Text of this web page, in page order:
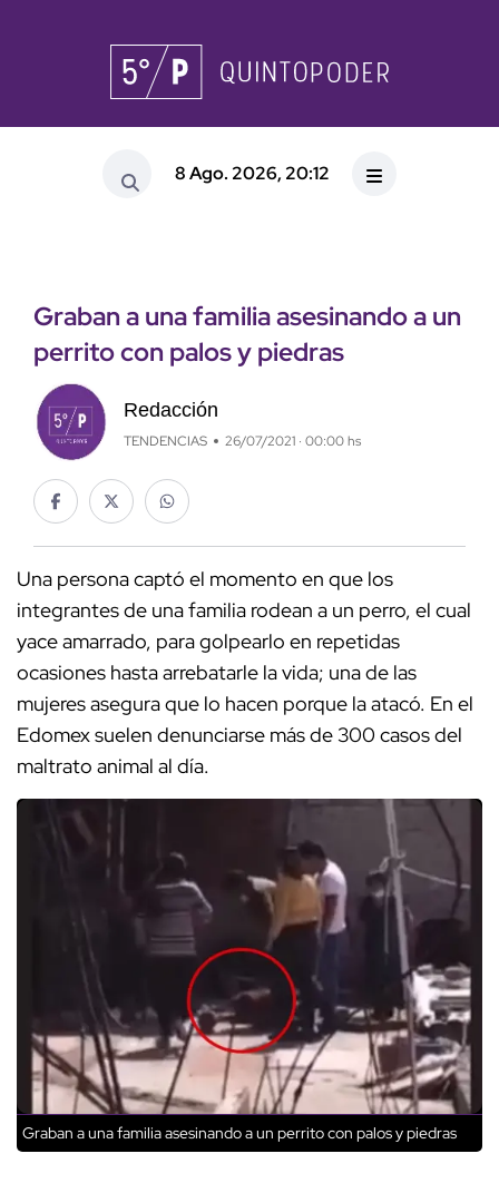
8 Ago. 2026, 20:12
Graban a una familia asesinando a un
perrito con palos y piedras
Redacción
TENDENCIAS 26/07/2021 · 00:00 hs
Una persona captó el momento en que los
integrantes de una familia rodean a un perro, el cual
yace amarrado, para golpearlo en repetidas
ocasiones hasta arrebatarle la vida; una de las
mujeres asegura que lo hacen porque la atacó. En el
Edomex suelen denunciarse más de 300 casos del
maltrato animal al día.
Graban a una familia asesinando a un perrito con palos y piedras